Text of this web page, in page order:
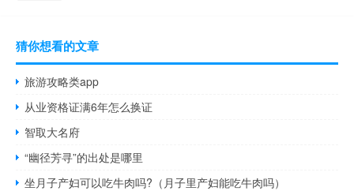
猜你想看的文章
旅游攻略类app
从业资格证满6年怎么换证
智取大名府
“幽径芳寻”的出处是哪里
坐月子产妇可以吃牛肉吗?（月子里产妇能吃牛肉吗）